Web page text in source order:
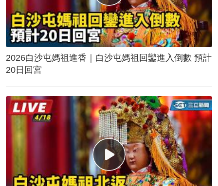
2026白沙屯媽祖進香｜白沙屯媽祖回鑾進入倒數 預計
20日回宮